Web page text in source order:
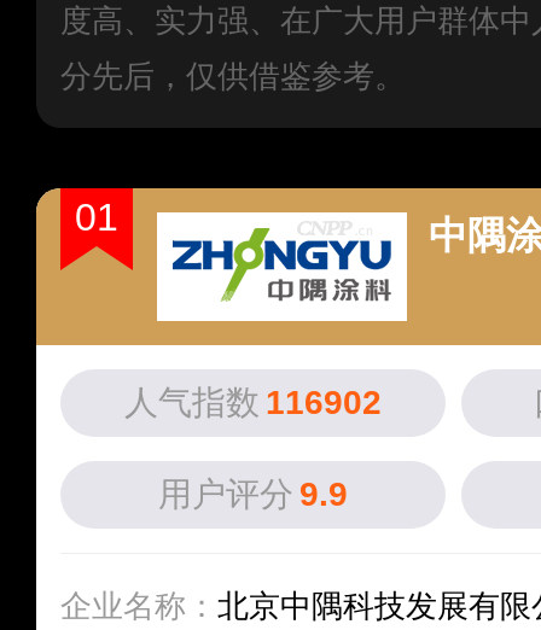
度高、实力强、在广大用户群体
分先后，仅供借鉴参考。
01 中隅
人气指数 116902
用户评分 9.9
企业名称： 北京中隅科技发展有限